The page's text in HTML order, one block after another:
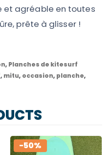
et agréable en toutes
prête à glisser !
, Planches de kitesurf
, mitu, occasion, planche,
-50%